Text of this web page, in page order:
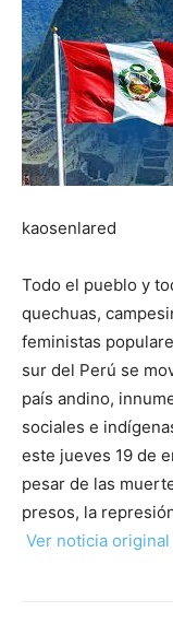
kaosenlared
Todo el pueblo y
quechuas,
feministas
sur del Perú se
país andino,
sociales e
este jueves 19 de
pesar de las
presos, la
Ver noticia